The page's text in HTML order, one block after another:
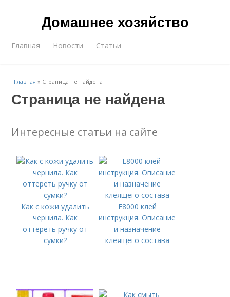
Домашнее хозяйство
Главная Новости Статьи
Главная » Страница не найдена
Страница не найдена
Интересные статьи на сайте
Как с кожи удалить
чернила. Как
оттереть ручку от
сумки?
Е8000 клей
инструкция. Описание
и назначение
клеящего состава